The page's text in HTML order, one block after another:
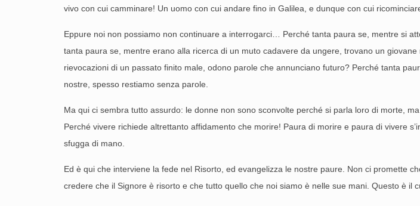
vivo con cui camminare! Un uomo con cui andare fino in Galilea, e dunque con cui
Eppure noi non possiamo non continuare a interrogarci… Perché tanta paura se, mentre si
tanta paura se, mentre erano alla ricerca di un muto cadavere da ungere, trovano un
rievocazioni di un passato finito male, odono parole che annunciano futuro? Perché tanta
nostre, spesso restiamo senza parole.
Ma qui ci sembra tutto assurdo: le donne non sono sconvolte perché si parla loro di morte,
Perché vivere richiede altrettanto affidamento che morire! Paura di morire e paura di vivere
sfugga di mano.
Ed è qui che interviene la fede nel Risorto, ed evangelizza le nostre paure. Non ci promette
credere che il Signore è risorto e che tutto quello che noi siamo è nelle sue mani. Questo è il